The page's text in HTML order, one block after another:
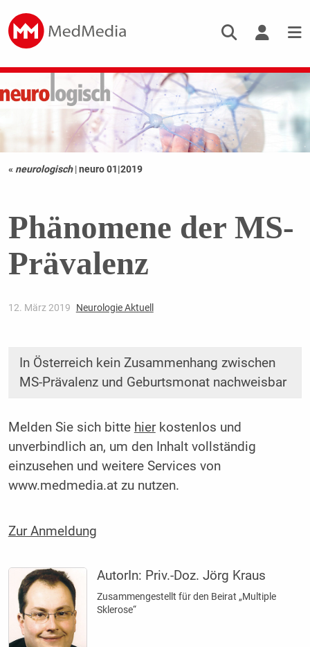
« neurologisch |neuro 01|2019
Phänomene der MS-
Prävalenz
12. März 2019 Neurologie Aktuell
In Österreich kein Zusammenhang zwischen
MS-Prävalenz und Geburtsmonat nachweisbar
Melden Sie sich bitte hierkostenlos und
unverbindlich an, um den Inhalt vollständig
einzusehen und weitere Services von
www.medmedia.at zu nutzen.
Zur Anmeldung
AutorIn: Priv.-Doz. Jörg Kraus
Zusammengestellt für den Beirat „Multiple
Sklerose“